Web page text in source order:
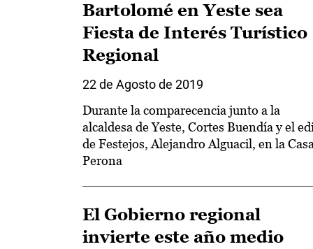
Bartolomé en Yeste sea
Fiesta de Interés Turístico
Regional
22 de Agosto de 2019
Durante la comparecencia junto a la
alcaldesa de Yeste, Cortes Buendía y el
de Festejos, Alejandro Alguacil, en la
Perona
El Gobierno regional
invierte este año medio